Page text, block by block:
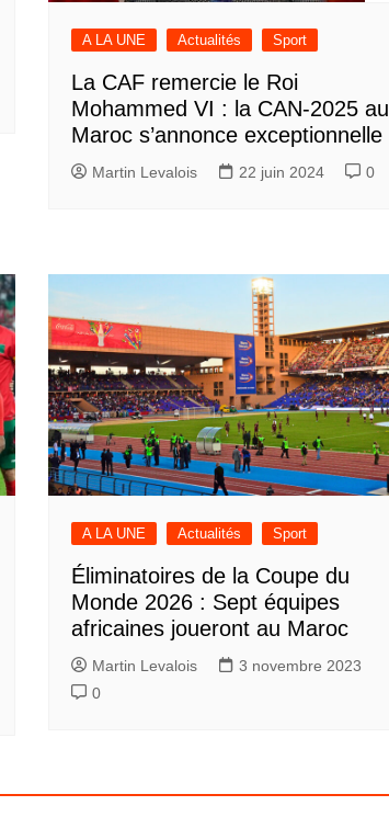
A LA UNE Actualités Sport
La CAF remercie le Roi
Mohammed VI : la CAN-2025 au
Maroc s’annonce exceptionnelle
Martin Levalois 22 juin 2024 0
A LA UNE Actualités Sport
Éliminatoires de la Coupe du
Monde 2026 : Sept équipes
africaines joueront au Maroc
Martin Levalois
3 novembre 2023
0